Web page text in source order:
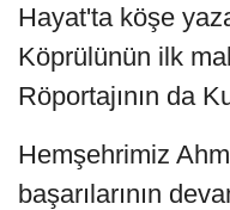
Hayat'ta köşe
Köprülünün ilk
Röportajının da
Hemşehrimiz
başarılarının